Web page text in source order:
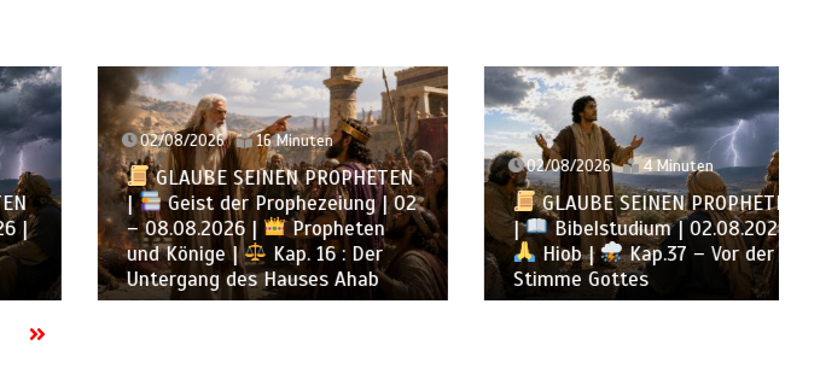
02/08/2026 16 Minuten
GLAUBE SEINEN PROPHETEN
|
Geist der Prophezeiung | 02
– 08.08.2026 |
Propheten
und Könige |
Kap. 16 : Der
Untergang des Hauses Ahab
02/08/2026 4 Minuten
GLAUBE SEINEN PROPHETEN
Bibelstudium | 02.08.2026 |
Hiob |
Kap.37 – Vor der
Stimme Gottes